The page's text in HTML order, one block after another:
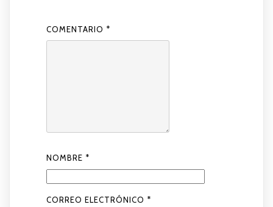
COMENTARIO *
NOMBRE *
CORREO ELECTRÓNICO *